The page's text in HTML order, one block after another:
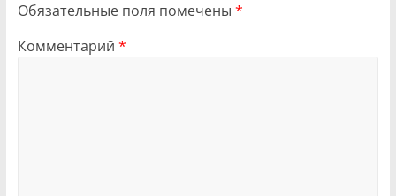
Обязательные поля помечены *
Комментарий *